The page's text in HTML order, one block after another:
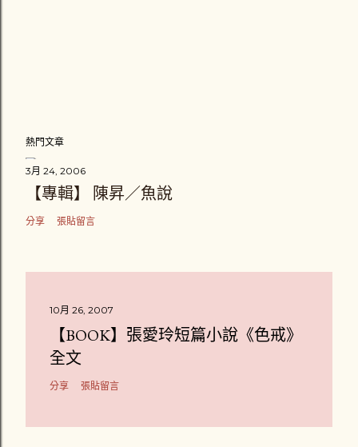
熱門文章
3月 24, 2006
【專輯】 陳昇／魚說
分享 張貼留言
10月 26, 2007
【BOOK】張愛玲短篇小說《色戒》
全文
分享 張貼留言